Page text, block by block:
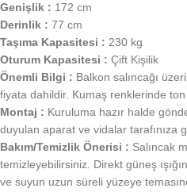
Genişlik : 172 cm
Derinlik : 77 cm
Taşıma Kapasitesi : 230 kg
Oturum Kapasitesi : Çift Kişilik
Önemli Bilgi : Balkon salıncağı
fiyata dahildir. Kumaş renklerinde ton
Montaj : Kuruluma hazır halde
duyulan aparat ve vidalar tarafınıza
Bakım/Temizlik Önerisi : Salıncak
temizleyebilirsiniz. Direkt güneş
ve suyun uzun süreli yüzeye